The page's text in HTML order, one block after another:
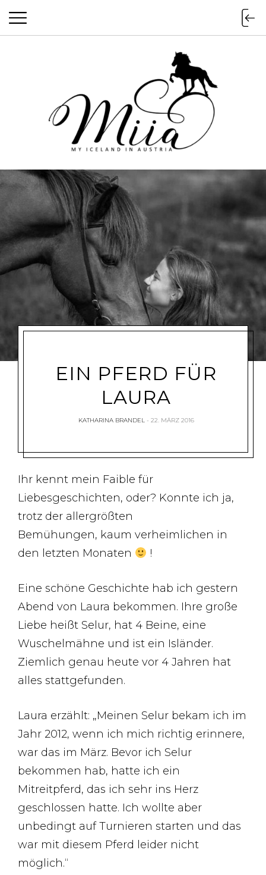
miia.at
EIN PFERD FÜR
LAURA
KATHARINA BRANDEL 22. MÄRZ 2016
Ihr kennt mein Faible für
Liebesgeschichten, oder? Konnte ich ja,
trotz der allergrößten
Bemühungen, kaum verheimlichen in
den letzten Monaten
!
Eine schöne Geschichte hab ich gestern
Abend von Laura bekommen. Ihre große
Liebe heißt Selur, hat 4 Beine, eine
Wuschelmähne und ist ein Isländer.
Ziemlich genau heute vor 4 Jahren hat
alles stattgefunden.
Laura erzählt: „Meinen Selur bekam ich im
Jahr 2012, wenn ich mich richtig erinnere,
war das im März. Bevor ich Selur
bekommen hab, hatte ich ein
Mitreitpferd, das ich sehr ins Herz
geschlossen hatte. Ich wollte aber
unbedingt auf Turnieren starten und das
war mit diesem Pferd leider nicht
möglich.“